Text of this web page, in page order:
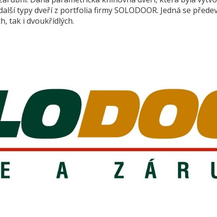
typy dveří z portfolia firmy SOLODOOR. Jedná se
tak i dvoukřídlých.